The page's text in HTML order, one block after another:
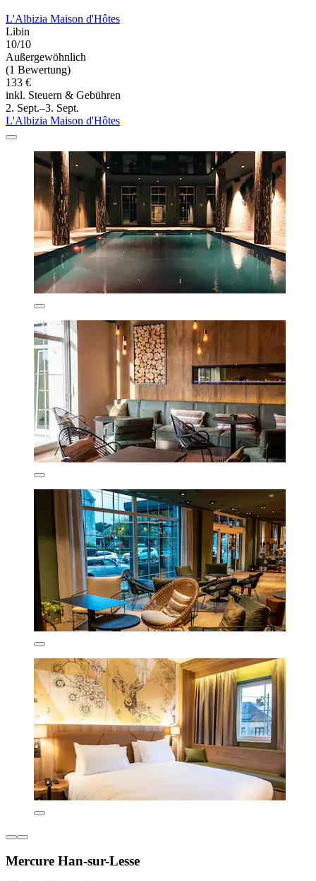
L'Albizia Maison d'Hôtes
Libin
10/10
Außergewöhnlich
(1 Bewertung)
133 €
inkl. Steuern & Gebühren
2. Sept.–3. Sept.
L'Albizia Maison d'Hôtes
Mercure Han-sur-Lesse